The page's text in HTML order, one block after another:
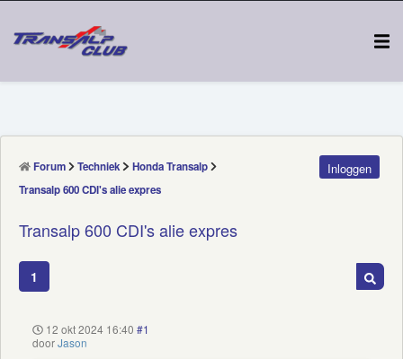
Inloggen
Forum Techniek
Honda Transalp
Transalp 600 CDI's alie expres
Transalp 600 CDI's alie expres
1
12 okt 2024 16:40 #1
doorJason